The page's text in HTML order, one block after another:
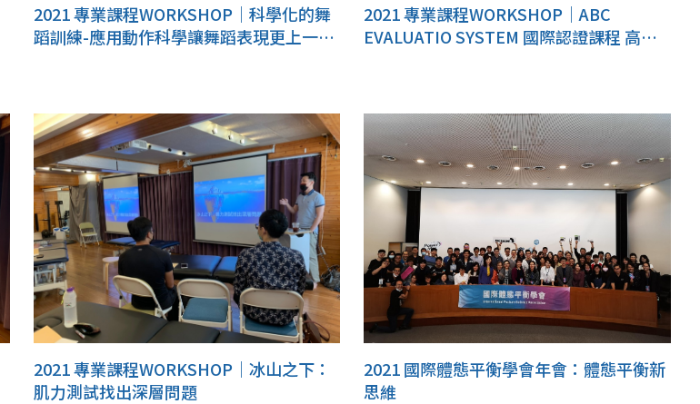
2021 專業課程WORKSHOP｜科學化的舞
蹈訓練-應用動作科學讓舞蹈表現更上一層
2021 專業課程WORKSHOP｜ABC
EVALUATIO SYSTEM 國際認證課程 高雄
2021 專業課程WORKSHOP｜冰山之下：
肌力測試找出深層問題
2021 國際體態平衡學會年會：體態平衡新
思維